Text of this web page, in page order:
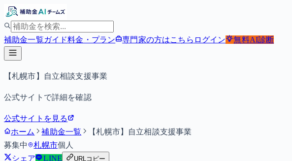
補助金一覧ガイド料金・プラン 専門家の方はこちら ログイン 無料AI診断
【札幌市】自立相談支援事業
公式サイトで詳細を確認
公式サイトを見る
ホーム
補助金一覧
【札幌市】自立相談支援事業
募集中
札幌市個人
シェア
LINE URLコピー